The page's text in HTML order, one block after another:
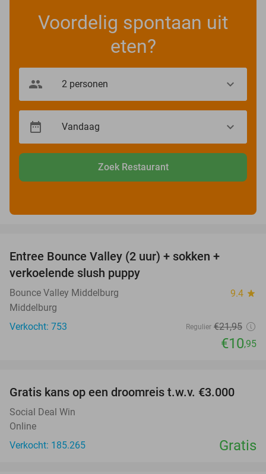
Voordelig spontaan uit
eten?
Zoek Restaurant
Entree Bounce Valley (2 uur) + sokken +
verkoelende slush puppy
Bounce Valley Middelburg 9.4 star
Middelburg
Verkocht: 753
Regulier €21,95
€10,95
Gratis kans op een droomreis t.w.v. €3.000
Social Deal Win
Online
Verkocht: 185.265
Gratis